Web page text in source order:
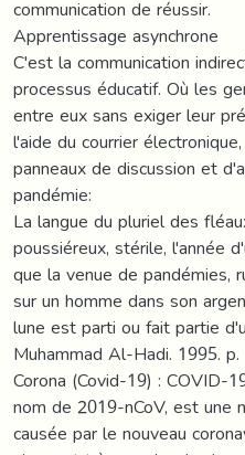
communication de réussir.
Apprentissage asynchrone
C'est la communication
processus éducatif. Où les
entre eux sans exiger leur
l'aide du courrier
panneaux de discussion et
pandémie:
La langue du pluriel des
poussiéreux, stérile, l'année
que la venue de pandémies,
sur un homme dans son
lune est parti ou fait partie
Muhammad Al-Hadi. 1995. p.
Corona (Covid-19) : COVID-
nom de 2019-nCoV, est une
causée par le nouveau